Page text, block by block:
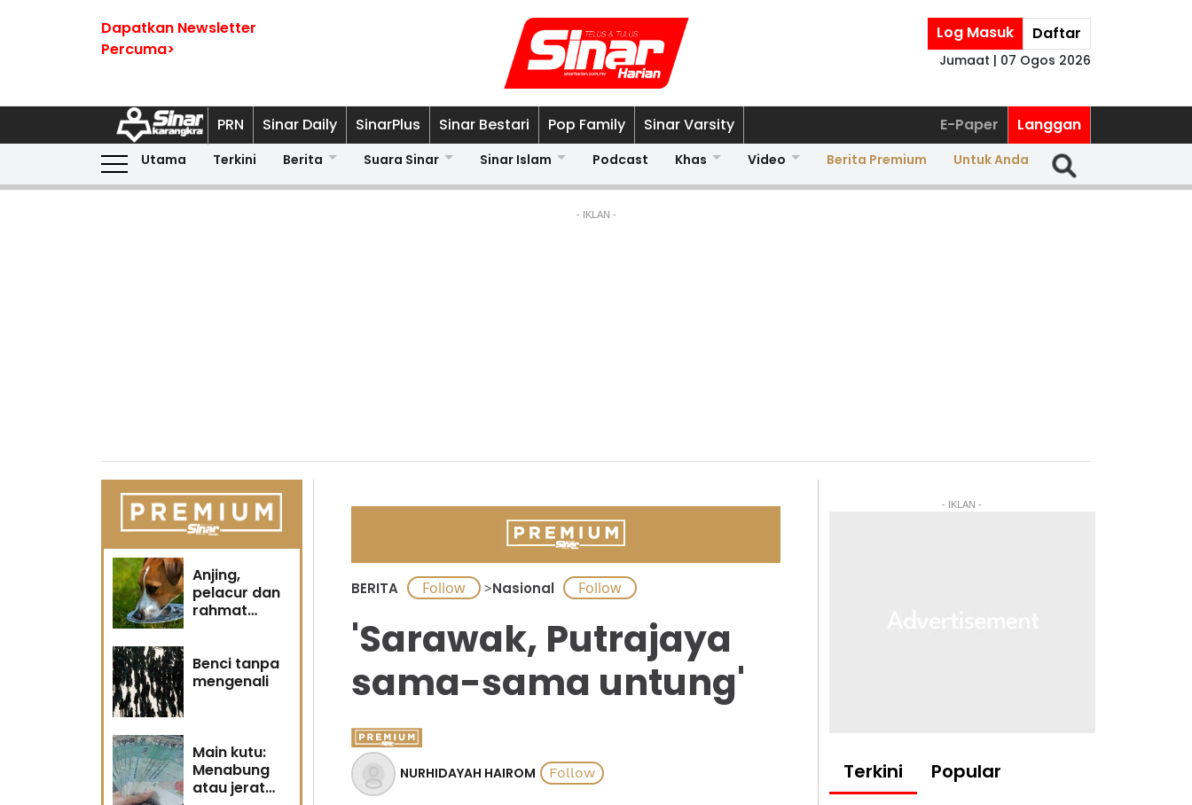
Dapatkan Newsletter
Percuma>
Log Masuk Daftar
Jumaat | 07 Ogos 2026
PRN Sinar Daily SinarPlus Sinar Bestari Pop Family Sinar Varsity E-Paper Langgan
Utama Terkini Berita Suara Sinar Sinar Islam Podcast Khas Video Berita Premium Untuk Anda
- IKLAN -
Anjing,
pelacur dan
rahmat
Benci tanpa
mengenali
Main kutu:
Menabung
atau jerat
BERITA >Nasional
'Sarawak, Putrajaya
sama-sama untung'
NURHIDAYAH HAIROM
- IKLAN -
Terkini Popular